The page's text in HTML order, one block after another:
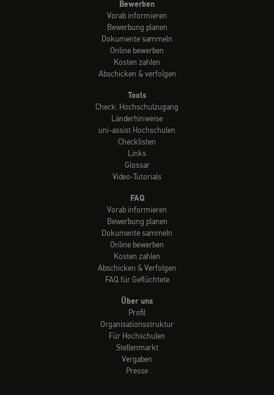
Bewerben
Vorab informieren
Bewerbung planen
Dokumente sammeln
Online bewerben
Kosten zahlen
Abschicken & verfolgen
Tools
Check: Hochschulzugang
Länderhinweise
uni-assist Hochschulen
Checklisten
Links
Glossar
Video-Tutorials
FAQ
Vorab informieren
Bewerbung planen
Dokumente sammeln
Online bewerben
Kosten zahlen
Abschicken & Verfolgen
FAQ für Geflüchtete
Über uns
Profil
Organisationsstruktur
Für Hochschulen
Stellenmarkt
Vergaben
Presse